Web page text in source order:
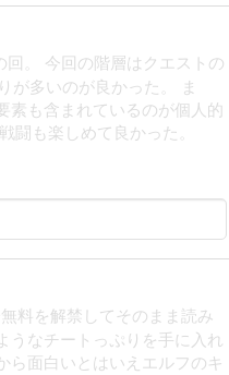
回。 今回の階層はクエストの
が多いのが良かった。 ま
素も含まれているのが個人的
闘も楽しめて良かった。
料を解禁してそのまま読み
なチートっぷりを手に入れ
ら面白いとはいえエルフのキ